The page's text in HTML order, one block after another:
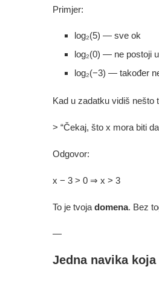
Primjer:
log₂(5) — sve ok
log₂(0) — ne postoji
log₂(−3) — također
Kad u zadatku vidiš nešto
> “Čekaj, što x mora biti
Odgovor:
x − 3 > 0 ⇒ x > 3
To je tvoja domena. Bez
—
Jedna navika